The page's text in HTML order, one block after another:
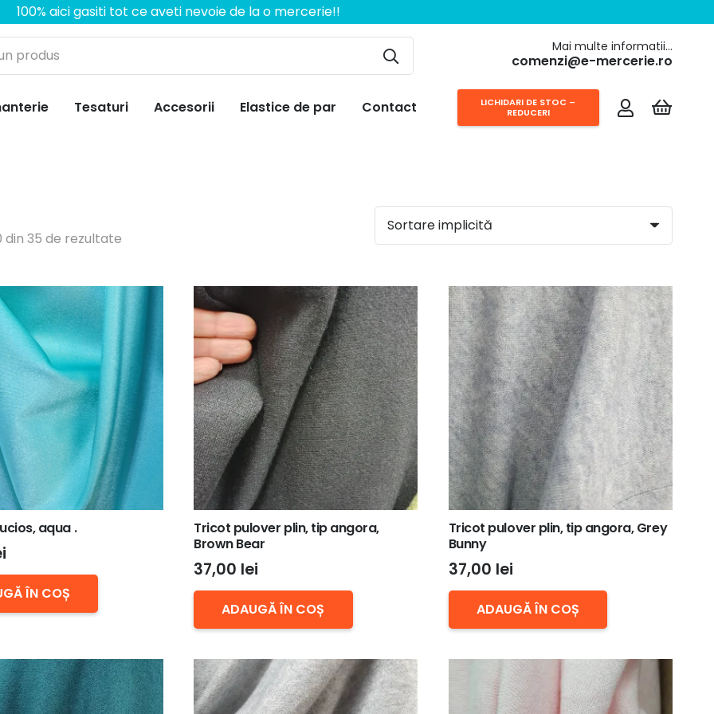
100% aici gasiti tot ce aveti nevoie de la o mercerie!!
Mai multe informatii…
comenzi@e-mercerie.ro
Tesaturi Accesorii Elastice de par Contact
LICHIDARI DE STOC –
REDUCERI
din 35 de rezultate
aqua .
ÎN COȘ
Tricot pulover plin, tip angora,
Brown Bear
37,00 lei
ADAUGĂ ÎN COȘ
Tricot pulover plin, tip angora, Grey
Bunny
37,00 lei
ADAUGĂ ÎN COȘ